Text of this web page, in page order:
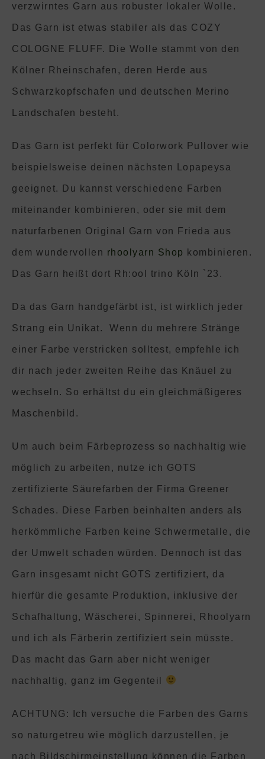
verzwirntes Garn aus robuster lokaler Wolle.
Das Garn ist etwas stabiler als das COZY
COLOGNE FLUFF. Die Wolle stammt von den
Kölner Rheinschafen, deren Herde aus
Schwarzkopfschafen und deutschen Merino
Landschafen besteht.
Das Garn ist perfekt für Colorwork Pullover wie
beispielsweise deinen nächsten Lopapeysa
geeignet. Du kannst verschiedene Farben
miteinander kombinieren, oder sie mit dem
naturfarbenen Original Garn von Frieda aus
dem wundervollen rhoolyarn Shop kombinieren.
Das Garn heißt dort Rh:ool trino Köln `23.
Da das Garn handgefärbt ist, ist wirklich jeder
Strang ein Unikat. Wenn du mehrere Stränge
einer Farbe verstricken solltest, empfehle ich
dir nach jeder zweiten Reihe das Knäuel zu
wechseln. So erhältst du ein gleichmäßigeres
Maschenbild.
Um auch beim Färbeprozess so nachhaltig wie
möglich zu arbeiten, nutze ich GOTS
zertifizierte Säurefarben der Firma Greener
Schades. Diese Farben beinhalten anders als
herkömmliche Farben keine Schwermetalle, die
der Umwelt schaden würden. Dennoch ist das
Garn insgesamt nicht GOTS zertifiziert, da
hierfür die gesamte Produktion, inklusive der
Schafhaltung, Wäscherei, Spinnerei, Rhoolyarn
und ich als Färberin zertifiziert sein müsste.
Das macht das Garn aber nicht weniger
nachhaltig, ganz im Gegenteil
ACHTUNG: Ich versuche die Farben des Garns
so naturgetreu wie möglich darzustellen, je
nach Bildschirmeinstellung können die Farben